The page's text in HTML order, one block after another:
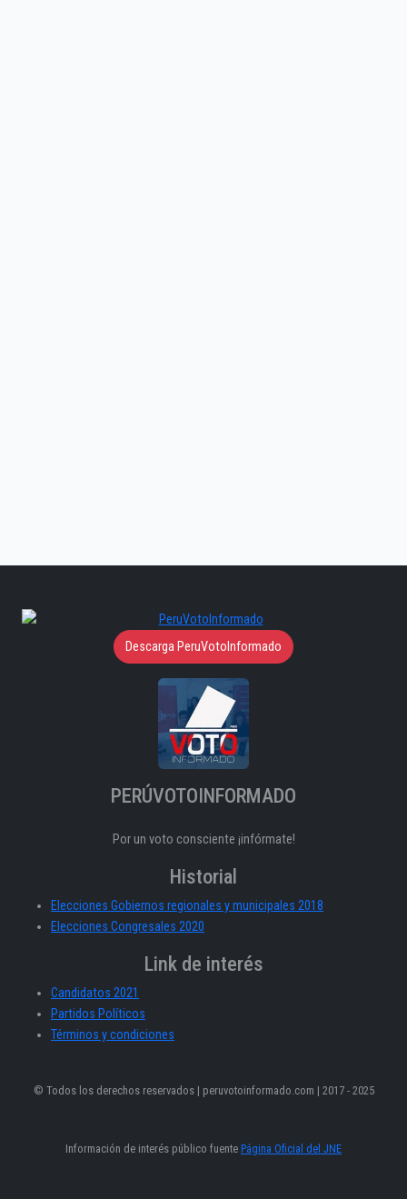
Descarga PeruVotoInformado
PERÚVOTOINFORMADO
Por un voto consciente ¡infórmate!
Historial
Elecciones Gobiernos regionales y municipales 2018
Elecciones Congresales 2020
Link de interés
Candidatos 2021
Partidos Políticos
Términos y condiciones
© Todos los derechos reservados | peruvotoinformado.com | 2017 - 2025
Información de interés público fuente Página Oficial del JNE